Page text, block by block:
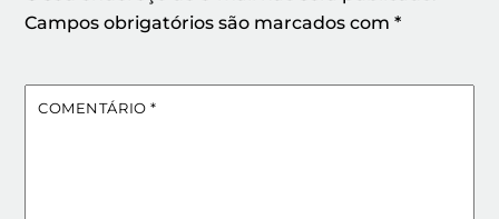
Campos obrigatórios são marcados com*
COMENTÁRIO*